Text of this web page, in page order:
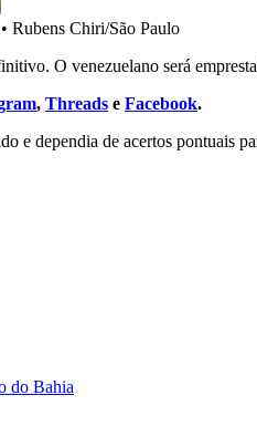
• Rubens Chiri/São Paulo
O venezuelano será
, Threads e Facebook.
e dependia de acertos pontuais
do Bahia